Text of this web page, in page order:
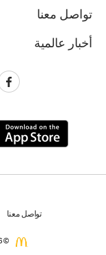
تواصل معنا
أخبار عالمية
تواصل معنا
© 2026 ماكدونالدز. جميع الحقوق محفوظة.